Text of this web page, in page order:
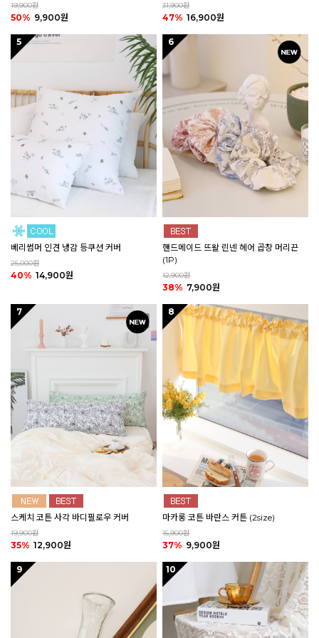
19,900원
50% 9,900원
31,900원
47% 16,900원
5
베리썸머 인견 냉감 등쿠션 커버
25,000원
40% 14,900원
6
핸드메이드 뜨왈 린넨 헤어 곱창 머리끈
(1P)
12,900원
38% 7,900원
7
스케치 코튼 사각 바디필로우 커버
19,900원
35% 12,900원
8
마카롱 코튼 바란스 커튼 (2size)
15,900원
37% 9,900원
9 10